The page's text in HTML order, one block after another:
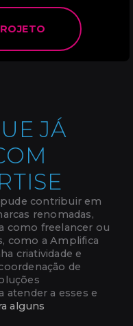
JÁ
contribuir em
renomadas,
como freelancer ou
como a Amplifica
criatividade e
de
atender a esses e
alguns